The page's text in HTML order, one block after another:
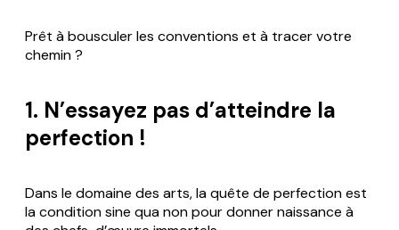
Prêt à bousculer les conventions et à tracer votre
chemin ?
1. N’essayez pas d’atteindre la
perfection !
Dans le domaine des arts, la quête de perfection est
la conditionsine qua nonpour donner naissance à